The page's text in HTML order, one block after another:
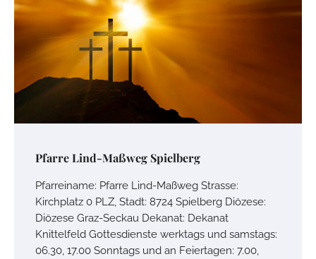
Pfarre Lind-Maßweg Spielberg
Pfarreiname: Pfarre Lind-Maßweg Strasse:
Kirchplatz 0 PLZ, Stadt: 8724 Spielberg Diözese:
Diözese Graz-Seckau Dekanat: Dekanat
Knittelfeld Gottesdienste werktags und samstags:
06.30, 17.00 Sonntags und an Feiertagen: 7.00,